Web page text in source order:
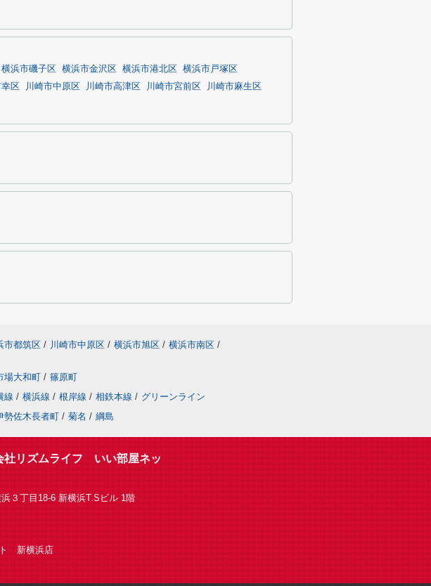
横浜市磯子区 横浜市金沢区 横浜市港北区
横浜市戸塚区
区 川崎市中原区 川崎市高津区 川崎市宮前区
川崎市麻生区
市都筑区 / 川崎市中原区 / 横浜市旭区 / 横浜市南区 /
場大和町 / 篠原町
線 / 横浜線 / 根岸線 / 相鉄本線 / グリーンライン
勢佐木長者町 / 菊名 / 綱島
社リズムライフ いい部屋ネッ
３丁目18-6 新横浜T.Sビル 1階
ト 新横浜店